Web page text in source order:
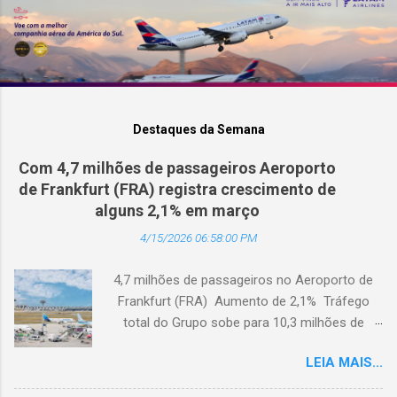
Destaques da Semana
Com 4,7 milhões de passageiros Aeroporto
de Frankfurt (FRA) registra crescimento de
alguns 2,1% em março
4/15/2026 06:58:00 PM
4,7 milhões de passageiros no Aeroporto de
Frankfurt (FRA) Aumento de 2,1% Tráfego
total do Grupo sobe para 10,3 milhões de
4,7 milhões de passageiros utilizaram o
Aeroporto de Frankfurt (FRA) em março de
LEIA MAIS...